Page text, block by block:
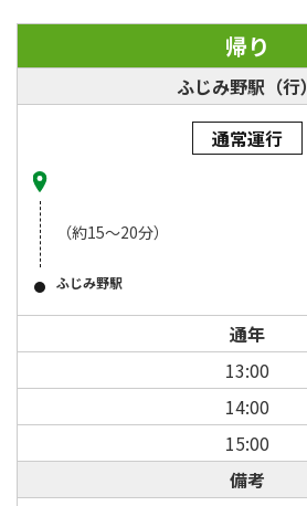
帰り
ふじみ野駅（行）
通常運行
ふじみ野駅
（約15～20分）
通年
13:00
14:00
15:00
備考